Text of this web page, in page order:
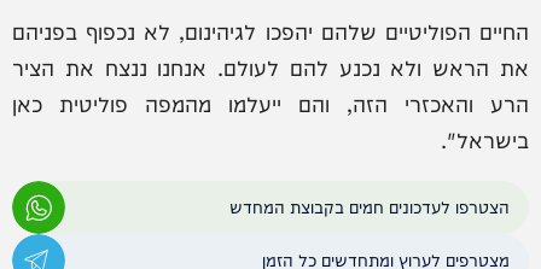
החיים הפוליטיים שלהם יהפכו לגיהינום, לא נכפוף בפניהם
את הראש ולא נכנע להם לעולם. אנחנו ננצח את הציר
הרע והאכזרי הזה, והם ייעלמו מהמפה פוליטית כאן
בישראל".
הצטרפו לעדכונים חמים בקבוצת המחדש
מצטרפים לערוץ ומתחדשים כל הזמן